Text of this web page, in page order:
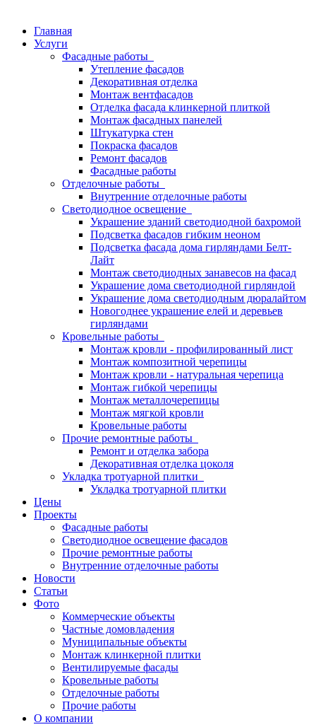
Главная
Услуги
Фасадные работы
Утепление фасадов
Декоративная отделка
Монтаж вентфасадов
Отделка фасада клинкерной плиткой
Монтаж фасадных панелей
Штукатурка стен
Покраска фасадов
Ремонт фасадов
Фасадные работы
Отделочные работы
Внутренние отделочные работы
Светодиодное освещение
Украшение зданий светодиодной бахромой
Подсветка фасадов гибким неоном
Подсветка фасада дома гирляндами Белт-
Лайт
Монтаж светодиодных занавесов на фасад
Украшение дома светодиодной гирляндой
Украшение дома светодиодным дюралайтом
Новогоднее украшение елей и деревьев
гирляндами
Кровельные работы
Монтаж кровли - профилированный лист
Монтаж композитной черепицы
Монтаж кровли - натуральная черепица
Монтаж гибкой черепицы
Монтаж металлочерепицы
Монтаж мягкой кровли
Кровельные работы
Прочие ремонтные работы
Ремонт и отделка забора
Декоративная отделка цоколя
Укладка тротуарной плитки
Укладка тротуарной плитки
Цены
Проекты
Фасадные работы
Светодиодное освещение фасадов
Прочие ремонтные работы
Внутренние отделочные работы
Новости
Статьи
Фото
Коммерческие объекты
Частные домовладения
Муниципальные объекты
Монтаж клинкерной плитки
Вентилируемые фасады
Кровельные работы
Отделочные работы
Прочие работы
О компании